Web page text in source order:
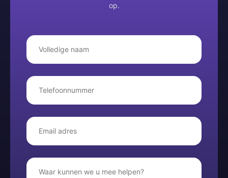
op.